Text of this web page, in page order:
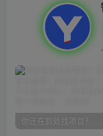
你还在到处找项目？还在当韭菜？我靠卖项目一个月收入5万+，曾经我也是个失败者。